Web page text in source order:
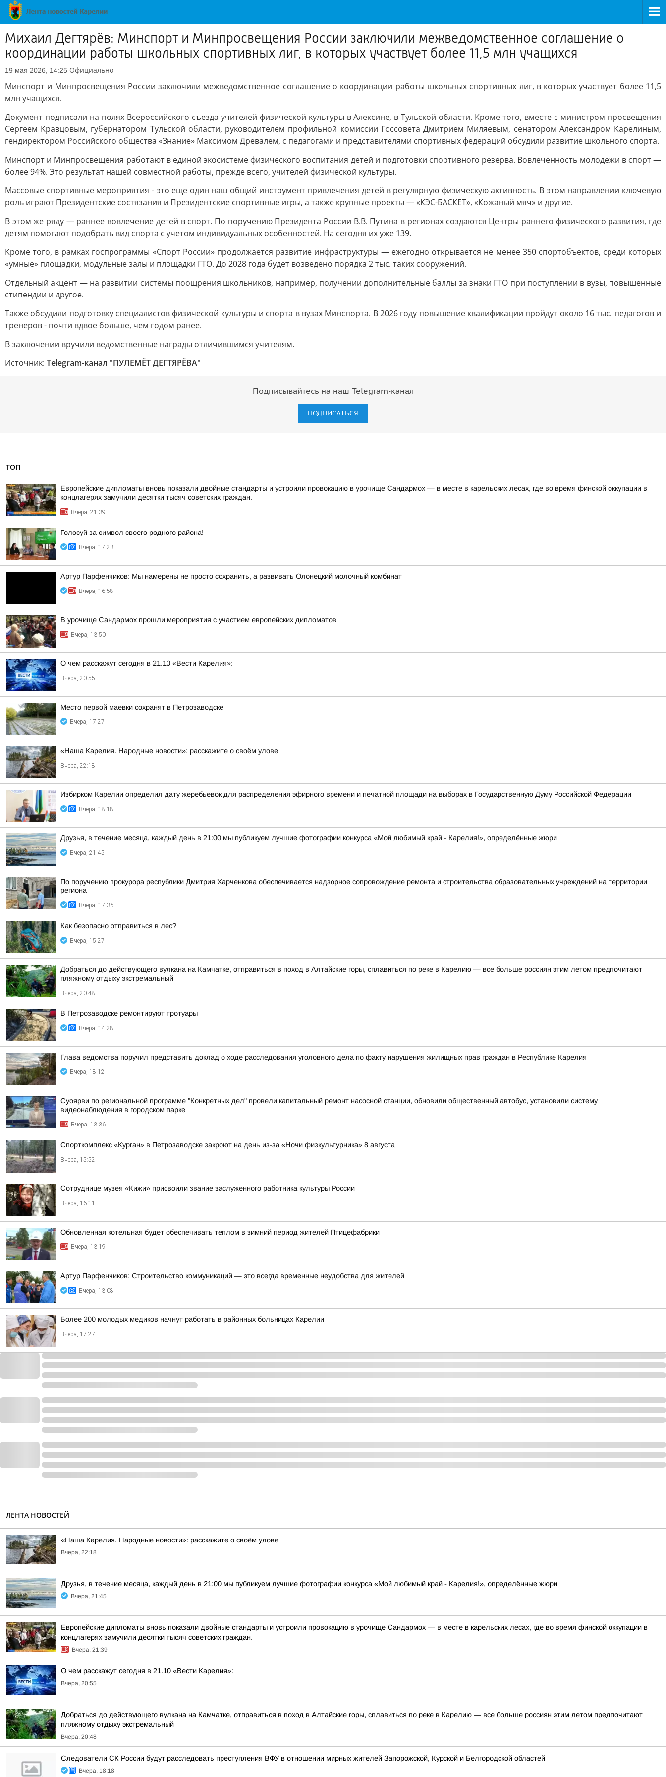
Михаил Дегтярёв: Минспорт и Минпросвещения России заключили межведомственное соглашение о
координации работы школьных спортивных лиг, в которых участвует более 11,5 млн учащихся
19 мая 2026, 14:25 Официально
Минспорт и Минпросвещения России заключили межведомственное соглашение о координации работы школьных спортивных лиг, в которых участвует более 11,5
млн учащихся.
Документ подписали на полях Всероссийского съезда учителей физической культуры в Алексине, в Тульской области. Кроме того, вместе с министром просвещения
Сергеем Кравцовым, губернатором Тульской области, руководителем профильной комиссии Госсовета Дмитрием Миляевым, сенатором Александром Карелиным,
гендиректором Российского общества «Знание» Максимом Древалем, с педагогами и представителями спортивных федераций обсудили развитие школьного спорта.
Минспорт и Минпросвещения работают в единой экосистеме физического воспитания детей и подготовки спортивного резерва. Вовлеченность молодежи в спорт —
более 94%. Это результат нашей совместной работы, прежде всего, учителей физической культуры.
Массовые спортивные мероприятия - это еще один наш общий инструмент привлечения детей в регулярную физическую активность. В этом направлении ключевую
роль играют Президентские состязания и Президентские спортивные игры, а также крупные проекты — «КЭС-БАСКЕТ», «Кожаный мяч» и другие.
В этом же ряду — раннее вовлечение детей в спорт. По поручению Президента России В.В. Путина в регионах создаются Центры раннего физического развития, где
детям помогают подобрать вид спорта с учетом индивидуальных особенностей. На сегодня их уже 139.
Кроме того, в рамках госпрограммы «Спорт России» продолжается развитие инфраструктуры — ежегодно открывается не менее 350 спортобъектов, среди которых
«умные» площадки, модульные залы и площадки ГТО. До 2028 года будет возведено порядка 2 тыс. таких сооружений.
Отдельный акцент — на развитии системы поощрения школьников, например, получении дополнительные баллы за знаки ГТО при поступлении в вузы, повышенные
стипендии и другое.
Также обсудили подготовку специалистов физической культуры и спорта в вузах Минспорта. В 2026 году повышение квалификации пройдут около 16 тыс. педагогов и
тренеров - почти вдвое больше, чем годом ранее.
В заключении вручили ведомственные награды отличившимся учителям.
Источник: Telegram-канал "ПУЛЕМЁТ ДЕГТЯРЁВА"
Подписывайтесь на наш Telegram-канал
ПОДПИСАТЬСЯ
ТОП
Европейские дипломаты вновь показали двойные стандарты и устроили провокацию в урочище Сандармох — в месте в карельских лесах, где во время финской оккупации в
концлагерях замучили десятки тысяч советских граждан.
Вчера, 21:39
Голосуй за символ своего родного района!
Вчера, 17:23
Артур Парфенчиков: Мы намерены не просто сохранить, а развивать Олонецкий молочный комбинат
Вчера, 16:58
В урочище Сандармох прошли мероприятия с участием европейских дипломатов
Вчера, 13:50
О чем расскажут сегодня в 21.10 «Вести Карелия»:
Вчера, 20:55
Место первой маевки сохранят в Петрозаводске
Вчера, 17:27
«Наша Карелия. Народные новости»: расскажите о своём улове
Вчера, 22:18
Избирком Карелии определил дату жеребьевок для распределения эфирного времени и печатной площади на выборах в Государственную Думу Российской Федерации
Вчера, 18:18
Друзья, в течение месяца, каждый день в 21:00 мы публикуем лучшие фотографии конкурса «Мой любимый край - Карелия!», определённые жюри
Вчера, 21:45
По поручению прокурора республики Дмитрия Харченкова обеспечивается надзорное сопровождение ремонта и строительства образовательных учреждений на территории
региона
Вчера, 17:36
Как безопасно отправиться в лес?
Вчера, 15:27
Добраться до действующего вулкана на Камчатке, отправиться в поход в Алтайские горы, сплавиться по реке в Карелию — все больше россиян этим летом предпочитают
пляжному отдыху экстремальный
Вчера, 20:48
В Петрозаводске ремонтируют тротуары
Вчера, 14:28
Глава ведомства поручил представить доклад о ходе расследования уголовного дела по факту нарушения жилищных прав граждан в Республике Карелия
Вчера, 18:12
Суоярви по региональной программе "Конкретных дел" провели капитальный ремонт насосной станции, обновили общественный автобус, установили систему
видеонаблюдения в городском парке
Вчера, 13:36
Спорткомплекс «Курган» в Петрозаводске закроют на день из-за «Ночи физкультурника» 8 августа
Вчера, 15:52
Сотруднице музея «Кижи» присвоили звание заслуженного работника культуры России
Вчера, 16:11
Обновленная котельная будет обеспечивать теплом в зимний период жителей Птицефабрики
Вчера, 13:19
Артур Парфенчиков: Строительство коммуникаций — это всегда временные неудобства для жителей
Вчера, 13:08
Более 200 молодых медиков начнут работать в районных больницах Карелии
Вчера, 17:27
ЛЕНТА НОВОСТЕЙ
«Наша Карелия. Народные новости»: расскажите о своём улове
Вчера, 22:18
Друзья, в течение месяца, каждый день в 21:00 мы публикуем лучшие фотографии конкурса «Мой любимый край - Карелия!», определённые жюри
Вчера, 21:45
Европейские дипломаты вновь показали двойные стандарты и устроили провокацию в урочище Сандармох — в месте в карельских лесах, где во время финской оккупации в
концлагерях замучили десятки тысяч советских граждан.
Вчера, 21:39
О чем расскажут сегодня в 21.10 «Вести Карелия»:
Вчера, 20:55
Добраться до действующего вулкана на Камчатке, отправиться в поход в Алтайские горы, сплавиться по реке в Карелию — все больше россиян этим летом предпочитают
пляжному отдыху экстремальный
Вчера, 20:48
Следователи СК России будут расследовать преступления ВФУ в отношении мирных жителей Запорожской, Курской и Белгородской областей
Вчера, 18:18